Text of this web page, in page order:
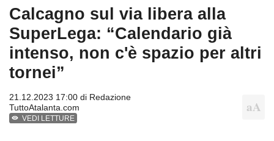
Calcagno sul via libera alla
SuperLega: “Calendario già
intenso, non c'è spazio per altri
tornei”
21.12.2023 17:00 di Redazione
TuttoAtalanta.com
VEDI LETTURE